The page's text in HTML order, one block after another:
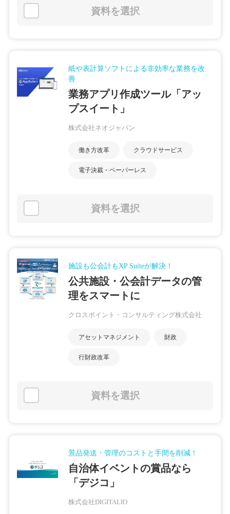
資料を選択
紙や表計算ソフトによる非効率な業務を改
善
業務アプリ作成ツール「アッ
プスイート」
株式会社ネオジャパン
働き方改革 クラウドサービス
電子決裁・ペーパーレス
資料を選択
施設も公会計もXP Suiteが解決！
公共施設・公会計データの管
理をスマートに
クロスポイント・コンサルティング株式会社
アセットマネジメント 財政
行財政改革
資料を選択
景品発送・管理のコストと手間を削減！
自治体イベントの賞品なら
「デジコ」
株式会社DIGITALIO